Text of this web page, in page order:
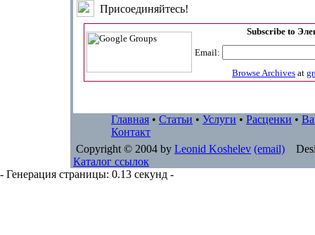
Присоединяйтесь!
Subscribe to
Email:
Browse Archives at
Главная • Статьи • Услуги • Расценки •
Контакт
Copyright © 2004 by Leonid Koshelev (email)
Каталог ссылок
- Генерация страницы: 0.13 секунд -